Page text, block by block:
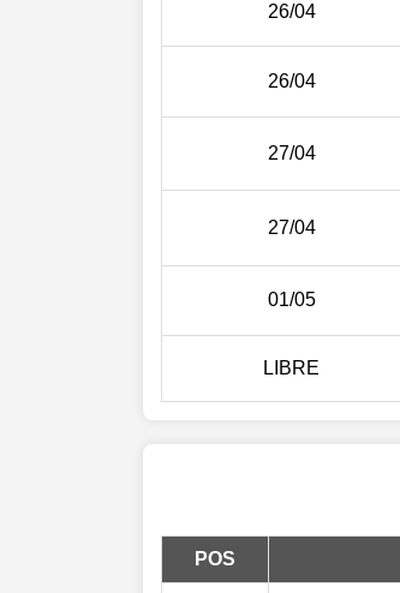
26/04
26/04
27/04
27/04
01/05
LIBRE
POS